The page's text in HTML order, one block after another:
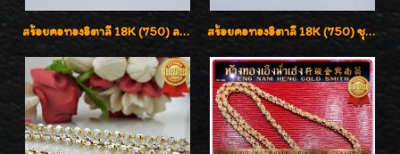
สร้อยคอทองอิตาลี 18K (750) ลายสวยตัดเหลี่ยมคมชัด ใส่สวยน่ารักค่ะ สร้อยคอทองอิตาลี 18K (750) ชุบ 3 สี แกะลายสวยรุ่นใหม่ ลายละเอียดเงาวิบวับค่ะ